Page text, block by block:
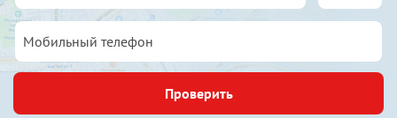
Проверить